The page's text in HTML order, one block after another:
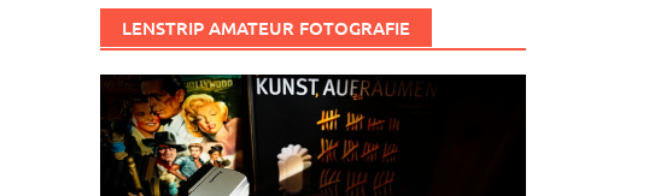
LENSTRIP AMATEUR FOTOGRAFIE